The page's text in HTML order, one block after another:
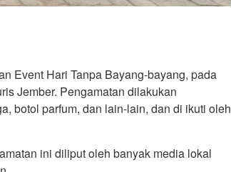
Event Hari Tanpa Bayang-bayang, pada
Jember. Pengamatan dilakukan
botol parfum, dan lain-lain, dan di ikuti oleh
ini diliput oleh banyak media lokal